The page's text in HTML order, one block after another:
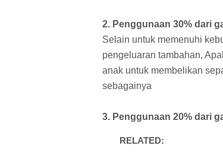
2. Penggunaan 30% dari
Selain untuk memenuhi
pengeluaran tambahan,
anak untuk membelikan
sebagainya
3. Penggunaan 20% dari
RELATED: